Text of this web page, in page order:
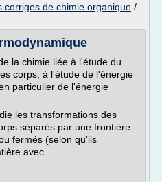
corriges de chimie organique /
la chimie liée à l'étude du
corps, à l'étude de l'énergie
particulier de l'énergie
les transformations des
séparés par une frontière
fermés (selon qu'ils
avec...